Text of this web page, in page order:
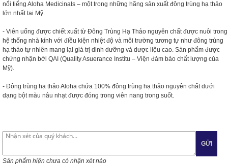
nổi tiếng Aloha Medicinals – một trong những hãng sản xuất đông trùng hạ thảo
lớn nhất tại Mỹ.
- Viên uống được chiết xuất từ Đông Trùng Hạ Thảo nguyên chất được nuôi trong
hệ thống nhà kính với điều kiện nhiệt độ và môi trường tương tự như đông trùng
hạ thảo tự nhiên mang lại giá trị dinh dưỡng và dược liệu cao. Sản phẩm được
chứng nhận bởi QAI (Quality Asuerance Institu – Viện đảm bảo chất lượng của
Mỹ).
- Đông trùng hạ thảo Aloha chứa 100% đông trùng hạ thảo nguyên chất dưới
dạng bột màu nâu nhạt được đóng trong viên nang trong suốt.
GỬI
Sản phẩm hiện chưa có nhận xét nào